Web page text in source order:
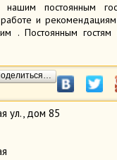
постоянным
и
. Постоянным гостям
ул., дом 85